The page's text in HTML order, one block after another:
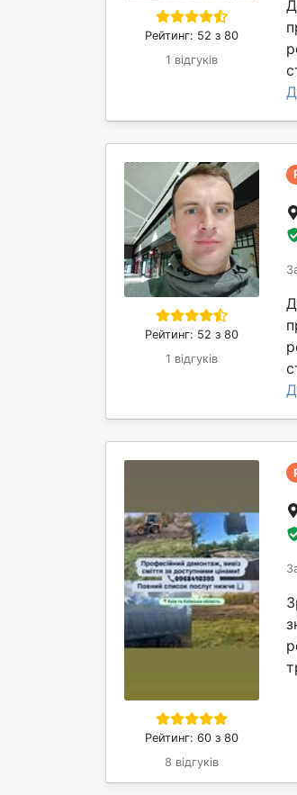
Рейтинг: 52 з 80
1 відгуків
Рейтинг: 52 з 80
1 відгуків
Рейтинг: 60 з 80
8 відгуків